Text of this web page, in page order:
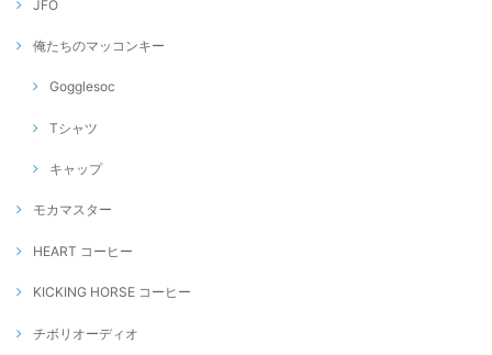
JFO
俺たちのマッコンキー
Gogglesoc
Tシャツ
キャップ
モカマスター
HEART コーヒー
KICKING HORSE コーヒー
チボリオーディオ